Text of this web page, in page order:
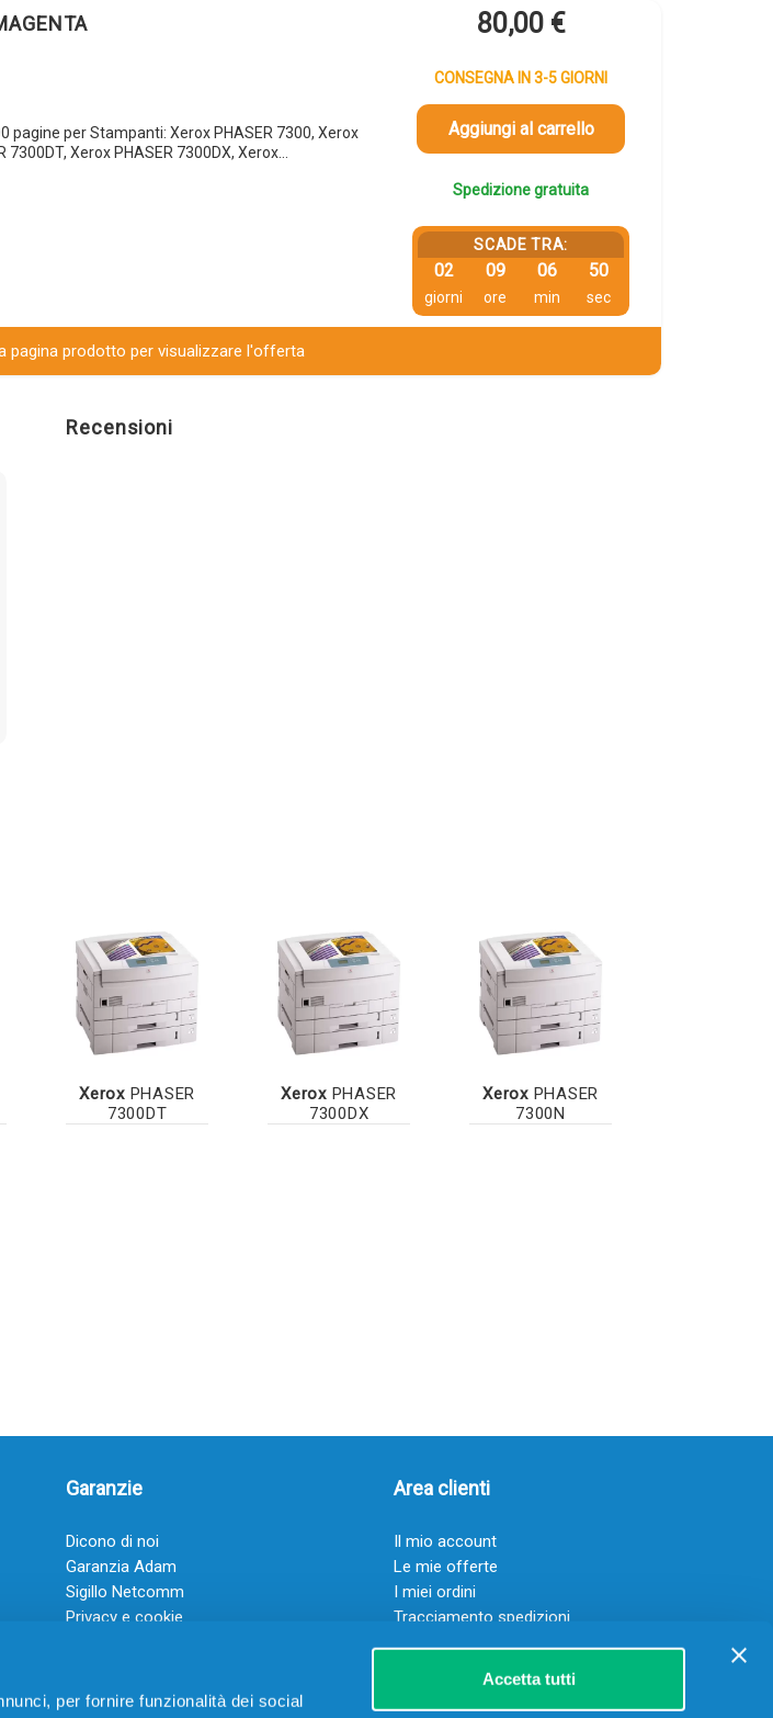
per fornire funzionalità dei social
Accetta tutti
pagine per Stampanti: Xerox PHASER 7300, Xerox
Xerox PHASER 7300DX, Xerox…
80,00 €
CONSEGNA IN 3-5 GIORNI
Aggiungi al carrello
Spedizione gratuita
SCADE TRA:
02
giorni
09
ore
06
min
49
sec
pagina prodotto per visualizzare l'offerta
Recensioni
XeroxPHASER
7300DT
XeroxPHASER
7300DX
XeroxPHASER
7300N
Garanzie
Dicono di noi
Garanzia Adam
Sigillo Netcomm
Privacy e cookie
Area clienti
Il mio account
Le mie offerte
I miei ordini
Tracciamento spedizioni
Resi
Servizio clienti